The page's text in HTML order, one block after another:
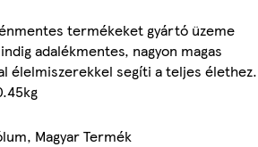
termékeket gyártó üzeme
adalékmentes, nagyon magas
élelmiszerekkel segíti a teljes élethez.
Magyar Termék